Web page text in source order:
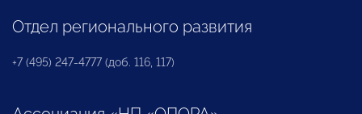
Отдел регионального развития
+7 (495) 247-4777 (доб. 116, 117)